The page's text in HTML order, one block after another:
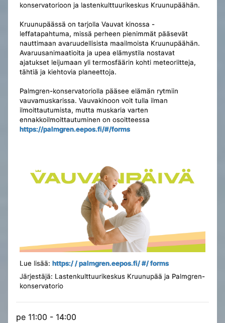
konservatorioon ja lastenkulttuurikeskus Kruunupäähän.
Kruunupäässä on tarjolla Vauvat kinossa -
leffatapahtuma, missä perheen pienimmät pääsevät
nauttimaan avaruudellisista maailmoista Kruunupäähän.
Avaruusanimaatioita ja upea elämystila nostavat
ajatukset leijumaan yli termosfäärin kohti meteoriitteja,
tähtiä ja kiehtovia planeettoja.
Palmgren-konservatoriolla pääsee elämän rytmiin
vauvamuskarissa. Vauvakinoon voit tulla ilman
ilmoittautumista, mutta muskaria varten
ennakkoilmoittautuminen on osoitteessa
https://palmgren.eepos.fi/#/forms
Lue lisää: https:/ / palmgren.eepos.fi/ #/ forms
Järjestäjä: Lastenkulttuurikeskus Kruunupää ja Palmgren-
konservatorio
pe 11:00 - 14:00